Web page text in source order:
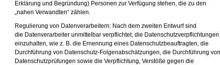
Erklärung und Begründung) Personen zur Verfügung stehen, die zu den
„nahen Verwandten“ zählen.
Regulierung von Datenverarbeitern: Nach dem zweiten Entwurf sind
die Datenverarbeiter unmittelbar verpflichtet, die Datenschutzverpflichtungen
einzuhalten, wie z. B. die Ernennung eines Datenschutzbeauftragten, die
Durchführung von Datenschutz-Folgenabschätzungen, die Durchführung von
Datenschutzprüfungen sowie die Verpflichtung, Verstöße gegen die